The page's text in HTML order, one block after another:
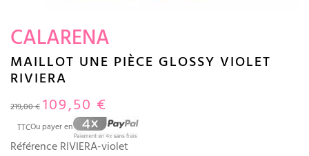
CALARENA
MAILLOT UNE PIÈCE GLOSSY VIOLET
RIVIERA
219,00 € 109,50 €
TTCOu payer en
Référence RIVIERA-violet